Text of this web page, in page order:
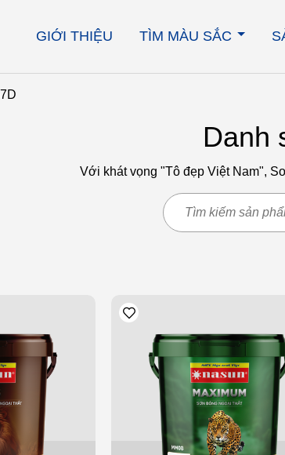
GIỚI THIỆU TÌM MÀU SẮC
Danh
Với khát vọng "Tô đẹp Việt Nam",